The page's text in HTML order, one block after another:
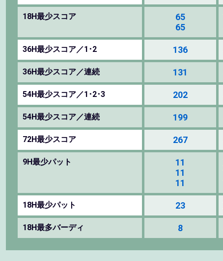
18H最少スコア
65
65
36H最少スコア／1･2 136
36H最少スコア／連続 131
54H最少スコア／1･2･3 202
54H最少スコア／連続 199
72H最少スコア 267
9H最少パット
11
11
11
18H最少パット 23
18H最多バーディ 8